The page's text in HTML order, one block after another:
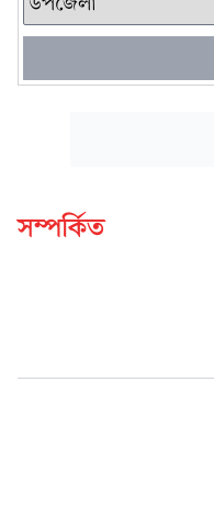
সম্পর্কিত